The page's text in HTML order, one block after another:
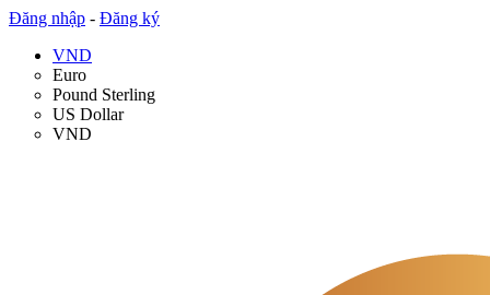
Đăng nhập - Đăng ký
VND
Euro
Pound Sterling
US Dollar
VND